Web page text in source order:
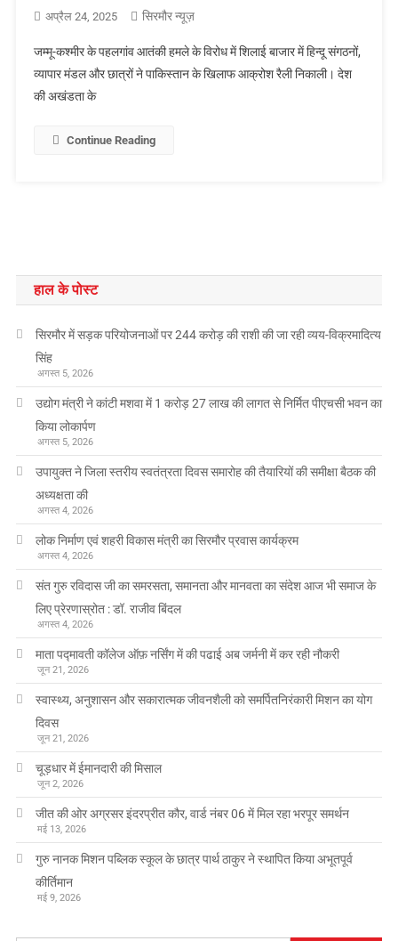
अप्रैल 24, 2025 सिरमौर न्यूज़
जम्मू-कश्मीर के पहलगांव आतंकी हमले के विरोध में शिलाई बाजार में हिन्दू संगठनों,
व्यापार मंडल और छात्रों ने पाकिस्तान के खिलाफ आक्रोश रैली निकाली। देश
की अखंडता के
Continue Reading
हाल के पोस्ट
सिरमौर में सड़क परियोजनाओं पर 244 करोड़ की राशी की जा रही व्यय-विक्रमादित्य
सिंह
अगस्त 5, 2026
उद्योग मंत्री ने कांटी मशवा में 1 करोड़ 27 लाख की लागत से निर्मित पीएचसी भवन का
किया लोकार्पण
अगस्त 5, 2026
उपायुक्त ने जिला स्तरीय स्वतंत्रता दिवस समारोह की तैयारियों की समीक्षा बैठक की
अध्यक्षता की
अगस्त 4, 2026
लोक निर्माण एवं शहरी विकास मंत्री का सिरमौर प्रवास कार्यक्रम
अगस्त 4, 2026
संत गुरु रविदास जी का समरसता, समानता और मानवता का संदेश आज भी समाज के
लिए प्रेरणास्रोत : डॉ. राजीव बिंदल
अगस्त 4, 2026
माता पद्मावती कॉलेज ऑफ़ नर्सिंग में की पढाई अब जर्मनी में कर रही नौकरी
जून 21, 2026
स्वास्थ्य, अनुशासन और सकारात्मक जीवनशैली को समर्पितनिरंकारी मिशन का योग
दिवस
जून 21, 2026
चूड़धार में ईमानदारी की मिसाल
जून 2, 2026
जीत की ओर अग्रसर इंदरप्रीत कौर, वार्ड नंबर 06 में मिल रहा भरपूर समर्थन
मई 13, 2026
गुरु नानक मिशन पब्लिक स्कूल के छात्र पार्थ ठाकुर ने स्थापित किया अभूतपूर्व
कीर्तिमान
मई 9, 2026